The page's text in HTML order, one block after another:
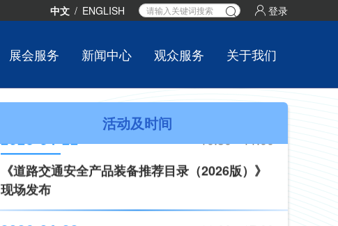
中文 / ENGLISH 登录
展会服务 新闻中心 观众服务 关于我们
活动及时间
2026-04-22
10:30 - 11:00
《道路交通安全产品装备推荐目录（2026版）》
新技术、新产品发布
2026-04-22
第十六届交博会开幕式